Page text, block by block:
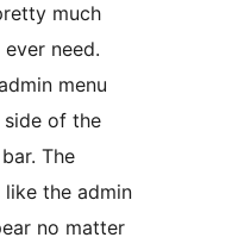
much
need.
menu
of the
The
like the admin
no matter